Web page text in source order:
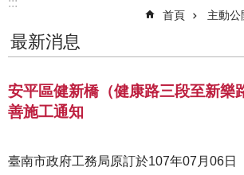
:::
首頁 主動公
最新消息
安平區健新橋（健康路三段至新樂
善施工通知
臺南市政府工務局原訂於107年07月06日